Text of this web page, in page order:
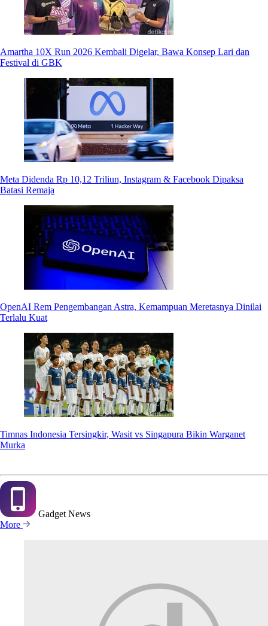
Amartha 10X Run 2026 Kembali Digelar, Bawa Konsep Lari dan
Festival di GBK
Meta Didenda Rp 10,12 Triliun, Instagram & Facebook Dipaksa
Batasi Remaja
OpenAI Rem Pengembangan Astra, Kemampuan Meretasnya Dinilai
Terlalu Kuat
Timnas Indonesia Tersingkir, Wasit vs Singapura Bikin Warganet
Murka
Gadget News
More